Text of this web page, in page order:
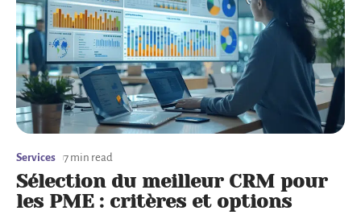
Services 7 min read
Sélection du meilleur CRM pour
les PME : critères et options